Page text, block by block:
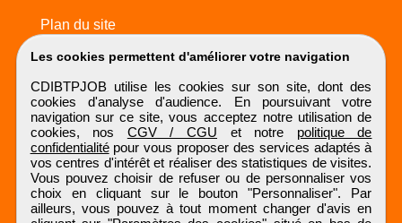
Les cookies permettent d'améliorer votre navigation
CDIBTPJOB utilise les cookies sur son site, dont des
cookies d'analyse d'audience. En poursuivant votre
navigation sur ce site, vous acceptez notre utilisation de
cookies, nos CGV / CGU et notre politique de
confidentialitépour vous proposer des services adaptés à
vos centres d'intérêt et réaliser des statistiques de visites.
Vous pouvez choisir de refuser ou de personnaliser vos
choix en cliquant sur le bouton "Personnaliser". Par
ailleurs, vous pouvez à tout moment changer d'avis en
Plan du site